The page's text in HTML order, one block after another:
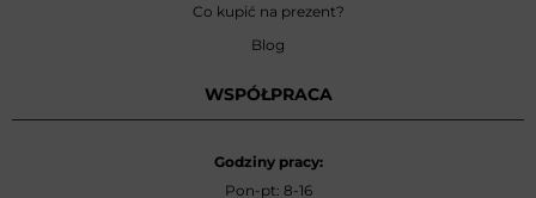
Co kupić na prezent?
Blog
WSPÓŁPRACA
Godziny pracy:
Pon-pt: 8-16